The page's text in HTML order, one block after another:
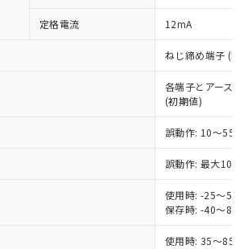
定格電流 12mA
ねじ締め端子
各端子とアース
(初期値)
誤動作: 10～
誤動作: 最大
使用時: -25～55℃
保存時: -40～80℃
使用時: 35～
件をお読みいただき、同意のうえ
ービスは、当社制御機器事業取扱
の当社在庫状況および標準価格
抜)を提供させていただくもので
制御機器事業取扱商品の中には、
み：EU RoHS指令（10物質）の
対応した製品が提供可能な商品で
EU RoHS指令（10物質）の非含
した製品に切り替える予定のある
なし：EU RoHS指令（10物質）の
非対応の商品で、対応品を出す予
認中：EU RoHS指令（10物質）の
対応状況を調査中または確認中の
：ライセンス料など無形物で、有
大均質材料含有率が中国RoHSの
大均質材料含有率が中国RoHSの